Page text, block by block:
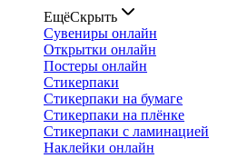
ЕщёСкрыть
Сувениры онлайн
Открытки онлайн
Постеры онлайн
Стикерпаки
Стикерпаки на бумаге
Стикерпаки на плёнке
Стикерпаки с ламинацией
Наклейки онлайн